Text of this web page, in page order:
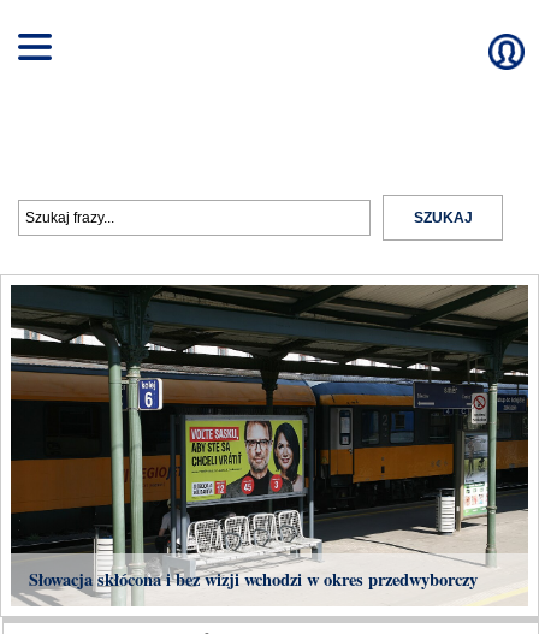
Słowacja skłócona i bez wizji wchodzi w okres przedwyborczy